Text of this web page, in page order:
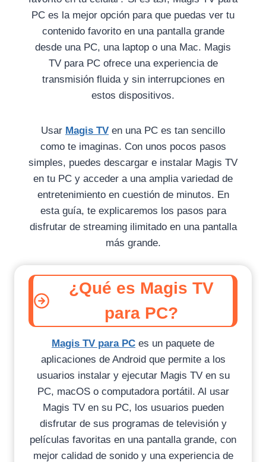
PC es la mejor opción para que puedas ver tu
contenido favorito en una pantalla grande
desde una PC, una laptop o una Mac. Magis
TV para PC ofrece una experiencia de
transmisión fluida y sin interrupciones en
estos dispositivos.
Usar Magis TV en una PC es tan sencillo
como te imaginas. Con unos pocos pasos
simples, puedes descargar e instalar Magis TV
en tu PC y acceder a una amplia variedad de
entretenimiento en cuestión de minutos. En
esta guía, te explicaremos los pasos para
disfrutar de streaming ilimitado en una pantalla
más grande.
¿Qué es Magis TV
para PC?
Magis TV para PC es un paquete de
aplicaciones de Android que permite a los
usuarios instalar y ejecutar Magis TV en su
PC, macOS o computadora portátil. Al usar
Magis TV en su PC, los usuarios pueden
disfrutar de sus programas de televisión y
películas favoritas en una pantalla grande, con
mejor calidad de sonido y una experiencia de